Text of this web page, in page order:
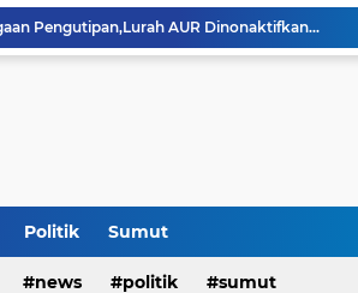
Pengutipan,Lurah AUR Dinonaktifkan...
Rakyat Jalan Flamboyan: 36 Kelas,270 Siswa
Politik Sumut
news politik sumut